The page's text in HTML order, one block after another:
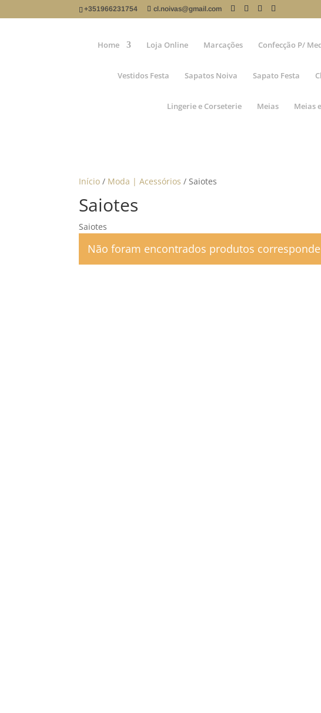
+351966231754 cl.noivas@gmail.com
Home Loja Online Marcações Confecção P/
Vestidos Festa Sapatos Noiva Sapato Festa
Lingerie e Corseterie Meias Meias
Início / Moda | Acessórios / Saiotes
Saiotes
Saiotes
Não foram encontrados produtos